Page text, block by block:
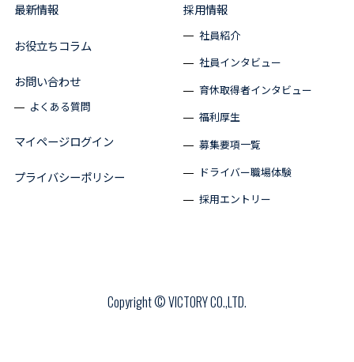
最新情報
お役立ちコラム
お問い合わせ
よくある質問
マイページログイン
プライバシーポリシー
採用情報
社員紹介
社員インタビュー
育休取得者インタビュー
福利厚生
募集要項一覧
ドライバー職場体験
採用エントリー
Copyright © VICTORY CO.,LTD.